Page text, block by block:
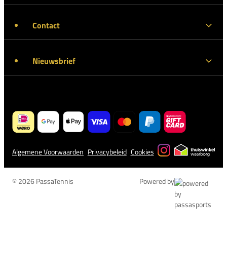
Contact
Nieuwsbrief
Algemene Voorwaarden Privacybeleid Cookies
© 2026 PassaTennis Powered by